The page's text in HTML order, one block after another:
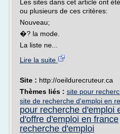
Les sites dans cet article ont
ou plusieurs de ces critères:
Nouveau;
�? la mode.
La liste ne...
Lire la suite
Site : http://oeildurecruteur.ca
Thèmes liés : site pour
site de recherche d'emploi en
pour recherche d'emploi
d'offre d'emploi en france
recherche d'emploi